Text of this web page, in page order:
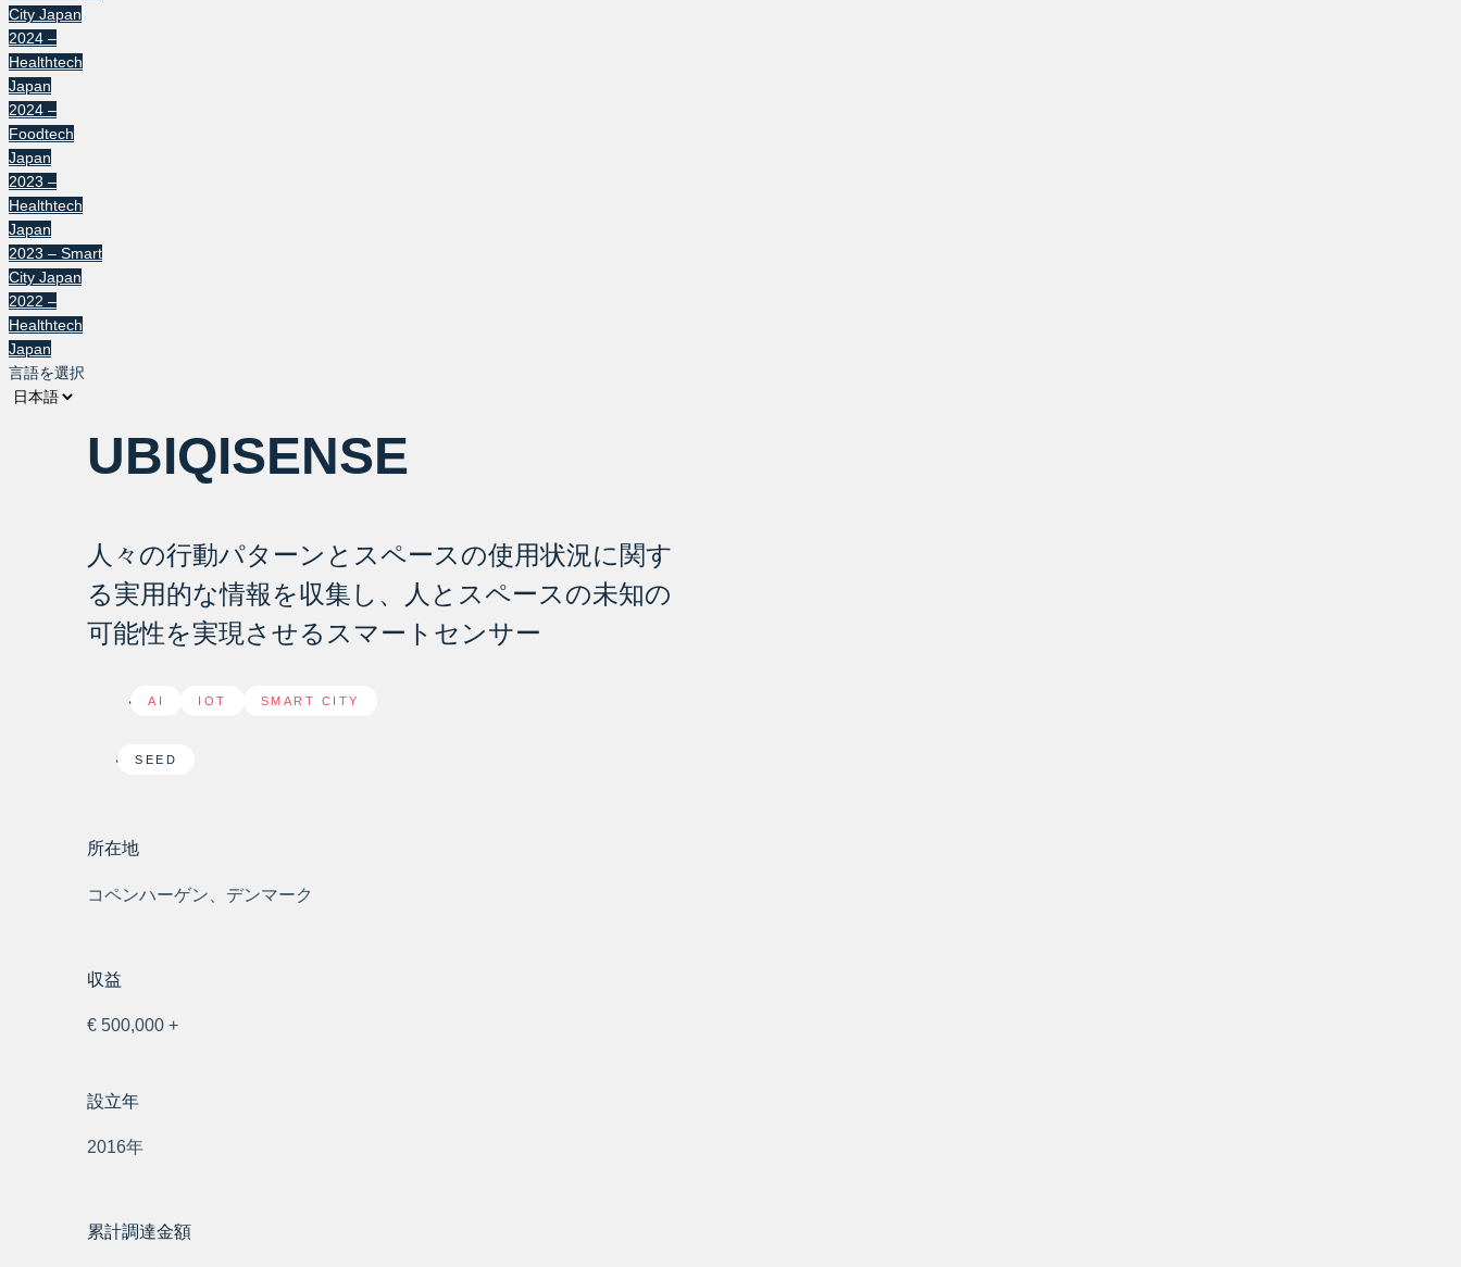
City Japan
2024 –
Healthtech
Japan
2024 –
Foodtech
Japan
2023 –
Healthtech
Japan
2023 – Smart
City Japan
2022 –
Healthtech
Japan
言語を選択
UBIQISENSE
人々の行動パターンとスペースの使用状況に関す
る実用的な情報を収集し、人とスペースの未知の
可能性を実現させるスマートセンサー
AI IOT SMART CITY
SEED
所在地
コペンハーゲン、デンマーク
収益
€ 500,000 +
設立年
2016年
累計調達金額